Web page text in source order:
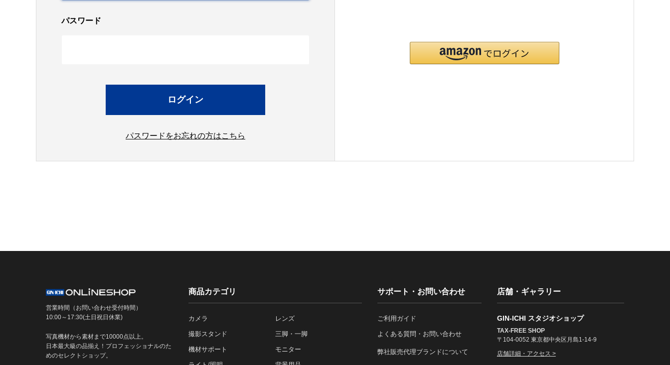
パスワード
パスワードをお忘れの方はこちら
営業時間（お問い合わせ受付時間）
10:00～17:30(土日祝日休業)
写真機材から素材まで10000点以上。
日本最大級の品揃え！プロフェッショナルのた
めのセレクトショップ。
商品カテゴリ
カメラ レンズ
撮影スタンド 三脚・一脚
機材サポート モニター
サポート・お問い合わせ
ご利用ガイド
よくある質問・お問い合わせ
弊社販売代理ブランドについて
店舗・ギャラリー
GIN-ICHI スタジオショップ
TAX-FREE SHOP
〒104-0052 東京都中央区月島1-14-9
店舗詳細・アクセス >